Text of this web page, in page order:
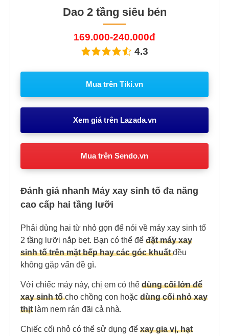
Dao 2 tầng siêu bén
169.000-240.000đ
4.3
Mua trên Tiki.vn
Xem giá trên Lazada.vn
Mua trên Sendo.vn
Đánh giá nhanh Máy xay sinh tố đa năng
cao cấp hai tầng lưỡi
Phải dùng hai từ nhỏ gọn để nói về máy xay sinh tố
2 tầng lưỡi nắp bẹt. Bạn có thể để đặt máy xay
sinh tố trên mặt bếp hay các góc khuất đều
không gặp vấn đề gì.
Với chiếc máy này, chị em có thể dùng cối lớn để
xay sinh tố cho chồng con hoặc dùng cối nhỏ xay
thịt làm nem rán đãi cả nhà.
Chiếc cối nhỏ có thể sử dụng để xay gia vị, hạt